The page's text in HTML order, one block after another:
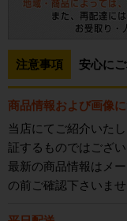
注意事項 安心に
商品情報および画像
当店にてご紹介いた
証するものではござい
最新の商品情報はメ
の前ご確認下さいませ